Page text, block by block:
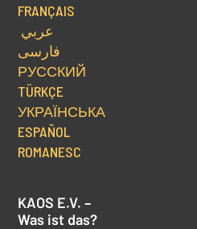
FRANÇAIS
عربي
فارسی
РУССКИЙ
TÜRKÇE
УКРАЇНСЬКА
ESPAÑOL
ROMANESC
KAOS E.V. –
Was ist das?